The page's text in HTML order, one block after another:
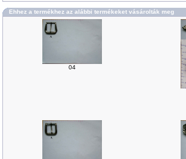
Ehhez a termékhez az alábbi termékeket vásárolták meg
04